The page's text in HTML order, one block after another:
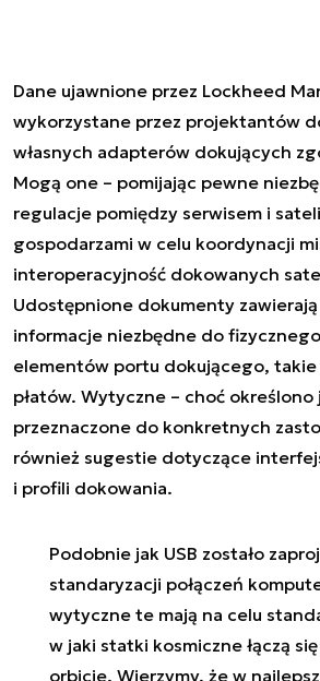
Dane ujawnione przez Lockheed
wykorzystane przez projektantów
własnych adapterów dokujących
Mogą one – pomijając pewne
regulacje pomiędzy serwisem i
gospodarzami w celu koordynacji
interoperacyjność dokowanych
Udostępnione dokumenty
informacje niezbędne do
elementów portu dokującego, takie
płatów. Wytyczne – choć określono
przeznaczone do konkretnych
również sugestie dotyczące
i profili dokowania.
Podobnie jak USB zostało
standaryzacji połączeń
wytyczne te mają na celu
w jaki statki kosmiczne łączą
orbicie. Wierzymy, że w